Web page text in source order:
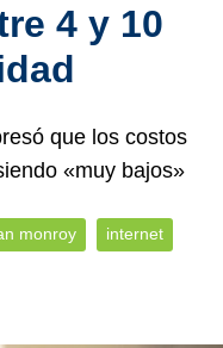
4 y 10
que los costos
«muy bajos»
monroy internet